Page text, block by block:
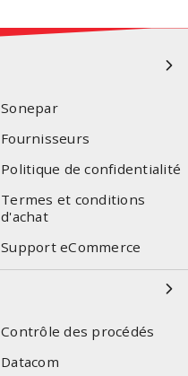
Sonepar
Fournisseurs
Politique de confidentialité
Termes et conditions
d'achat
Support eCommerce
Contrôle des procédés
Datacom